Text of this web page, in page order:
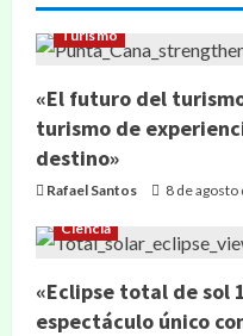
Turismo
«El futuro del
turismo de
destino»
Rafael Santos 8 de agosto
Ciencia
«Eclipse total de sol
espectáculo único